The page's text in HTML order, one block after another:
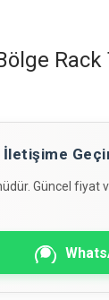
Güncel